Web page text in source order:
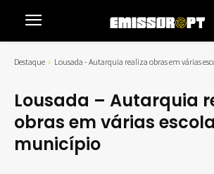
Destaque Lousada - Autarquia realiza obras em várias
Lousada – Autarquia
obras em várias
município